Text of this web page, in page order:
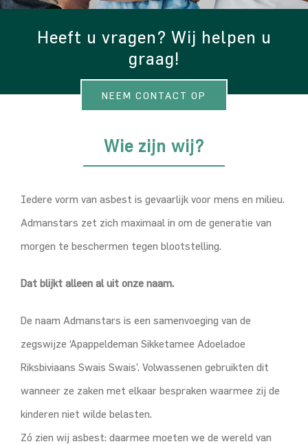
Heeft u vragen? Wij helpen u
graag!
NEEM CONTACT OP
Wie zijn wij?
Iedere vorm van asbest is gevaarlijk voor mens en milieu.
Admanstars zet zich maximaal in om de generatie van
morgen te beschermen tegen blootstelling.
Dat blijkt alleen al uit onze naam.
De naam Admanstars is een samenvoeging van de
zegswijze ‘Apappeldeman Sikketamee Adoeladoe
Riksbiviaans Swais Swais’. Volwassenen gebruikten dit
wanneer ze zaken met elkaar bespraken waarmee zij de
kinderen niet wilde belasten.
Zó zien wij asbest: daarmee moeten we de wereld van